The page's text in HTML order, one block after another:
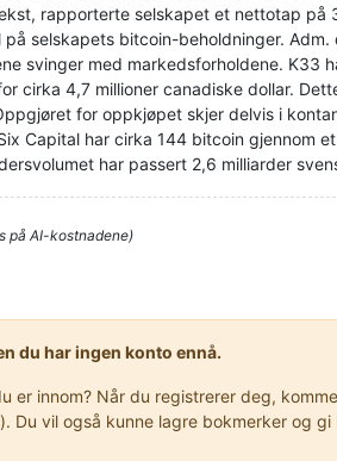
rapporterte selskapet et nettotap
selskapets bitcoin-beholdninger.
svinger med markedsforholdene.
cirka 4,7 millioner canadiske dollar.
for oppkjøpet skjer delvis i
Capital har cirka 144 bitcoin gjennom
har passert 2,6 milliarder
på AI-kostnadene)
du har ingen konto ennå.
er innom? Når du registrerer deg,
vil også kunne lagre bokmerker og